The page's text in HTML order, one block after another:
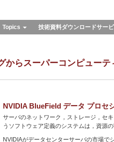
Topics 技術資料ダウンロードサー
からスーパーコンピュー
NVIDIA BlueField データ プロセ
サーバのネットワーク，ストレージ，セ
うソフトウェア定義のシステムは，資源
NVIDIAがデータセンターサーバの市場で